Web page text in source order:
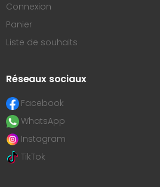
Connexion
Panier
Liste de souhaits
Réseaux sociaux
Facebook
WhatsApp
Instagram
TikTok